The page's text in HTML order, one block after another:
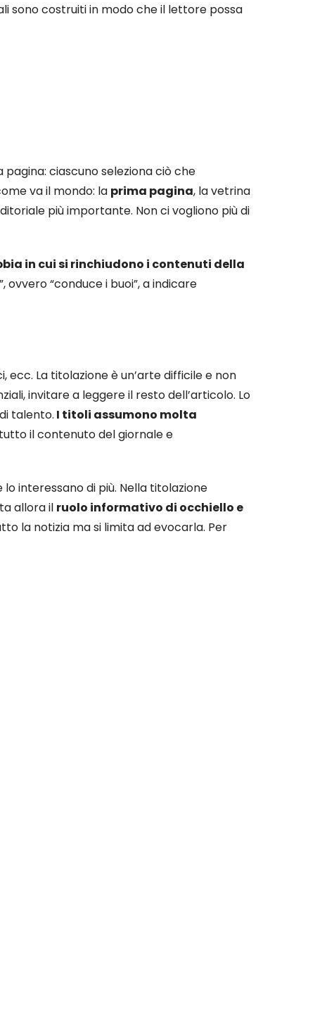
sono costruiti in modo che il lettore possa
ciascuno seleziona ciò che
va il mondo: la prima pagina, la vetrina
più importante. Non ci vogliono più di
in cui si rinchiudono i contenuti della
“conduce i buoi”, a indicare
La titolazione è un’arte difficile e non
invitare a leggere il resto dell’articolo. Lo
talento. I titoli assumono molta
il contenuto del giornale e
interessano di più. Nella titolazione
allora il ruolo informativo di occhiello e
la notizia ma si limita ad evocarla. Per